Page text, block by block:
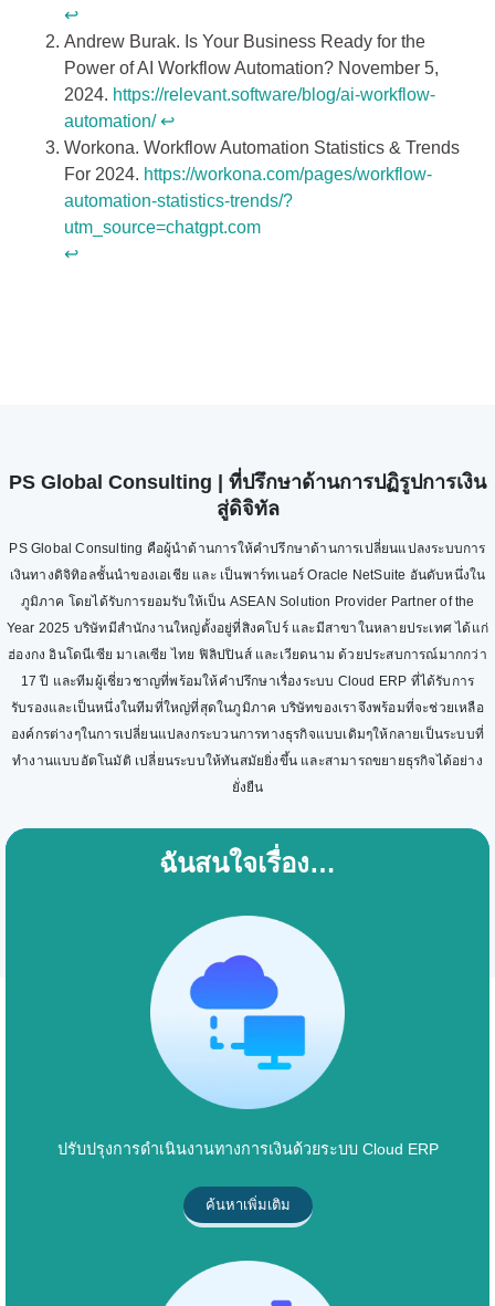
↩︎
Andrew Burak. Is Your Business Ready for the
Power of AI Workflow Automation? November 5,
2024. https://relevant.software/blog/ai-workflow-
automation/ ↩︎
Workona. Workflow Automation Statistics & Trends
For 2024. https://workona.com/pages/workflow-
automation-statistics-trends/?
utm_source=chatgpt.com
↩︎
PS Global Consulting | ที่ปรึกษาด้านการปฏิรูปการเงิน
สู่ดิจิทัล
PS Global Consulting คือผู้นำด้านการให้คำปรึกษาด้านการเปลี่ยนแปลงระบบการ
เงินทางดิจิทิอลชั้นนำของเอเชีย และ เป็นพาร์ทเนอร์ Oracle NetSuite อันดับหนึ่งใน
ภูมิภาค โดยได้รับการยอมรับให้เป็น ASEAN Solution Provider Partner of the
Year 2025 บริษัทมีสำนักงานใหญ่ตั้งอยู่ที่สิงคโปร์ และมีสาขาในหลายประเทศ ได้แก่
ฮ่องกง อินโดนีเซีย มาเลเซีย ไทย ฟิลิปปินส์ และเวียดนาม ด้วยประสบการณ์มากกว่า
17 ปี และทีมผู้เชี่ยวชาญที่พร้อมให้คำปรึกษาเรื่องระบบ Cloud ERP ที่ได้รับการ
รับรองและเป็นหนึ่งในทีมที่ใหญ่ที่สุดในภูมิภาค บริษัทของเราจึงพร้อมที่จะช่วยเหลือ
องค์กรต่างๆในการเปลี่ยนแปลงกระบวนการทางธุรกิจแบบเดิมๆให้กลายเป็นระบบที่
ทำงานแบบอัตโนมัติ เปลี่ยนระบบให้ทันสมัยยิ่งขึ้น และสามารถขยายธุรกิจได้อย่าง
ยั่งยืน
ฉันสนใจเรื่อง…
ปรับปรุงการดำเนินงานทางการเงินด้วยระบบ Cloud ERP
ค้นหาเพิ่มเติม